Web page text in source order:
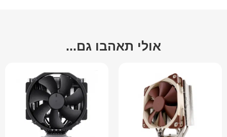
אולי תאהבו גם...